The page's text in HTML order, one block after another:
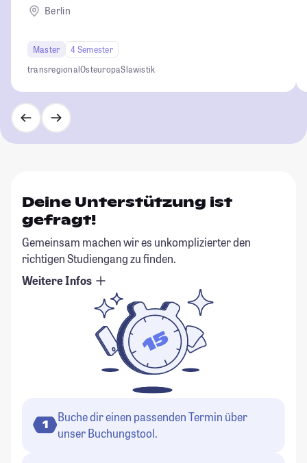
Berlin
Master
4 Semester
transregionalOsteuropaSlawistik
Deine Unterstützung ist
gefragt!
Gemeinsam machen wir es unkomplizierter den
richtigen Studiengang zu finden.
Weitere Infos
1
Buche dir einen passenden Termin über
unser Buchungstool.